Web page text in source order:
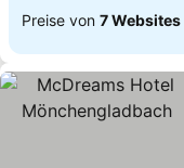
Preise von 7 Websites